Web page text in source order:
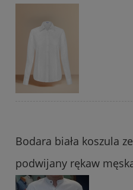
Bodara biała koszula
podwijany rękaw